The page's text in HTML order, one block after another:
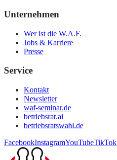
Unternehmen
Wer ist die W.A.F.
Jobs & Karriere
Presse
Service
Kontakt
Newsletter
waf-seminar.de
betriebsrat.ai
betriebsratswahl.de
FacebookInstagramYouTubeTikTok